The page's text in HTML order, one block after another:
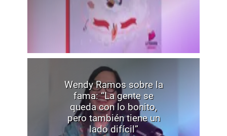
Wendy Ramos sobre la
fama: “La gente se
queda con lo bonito,
pero también tiene un
lado difícil”